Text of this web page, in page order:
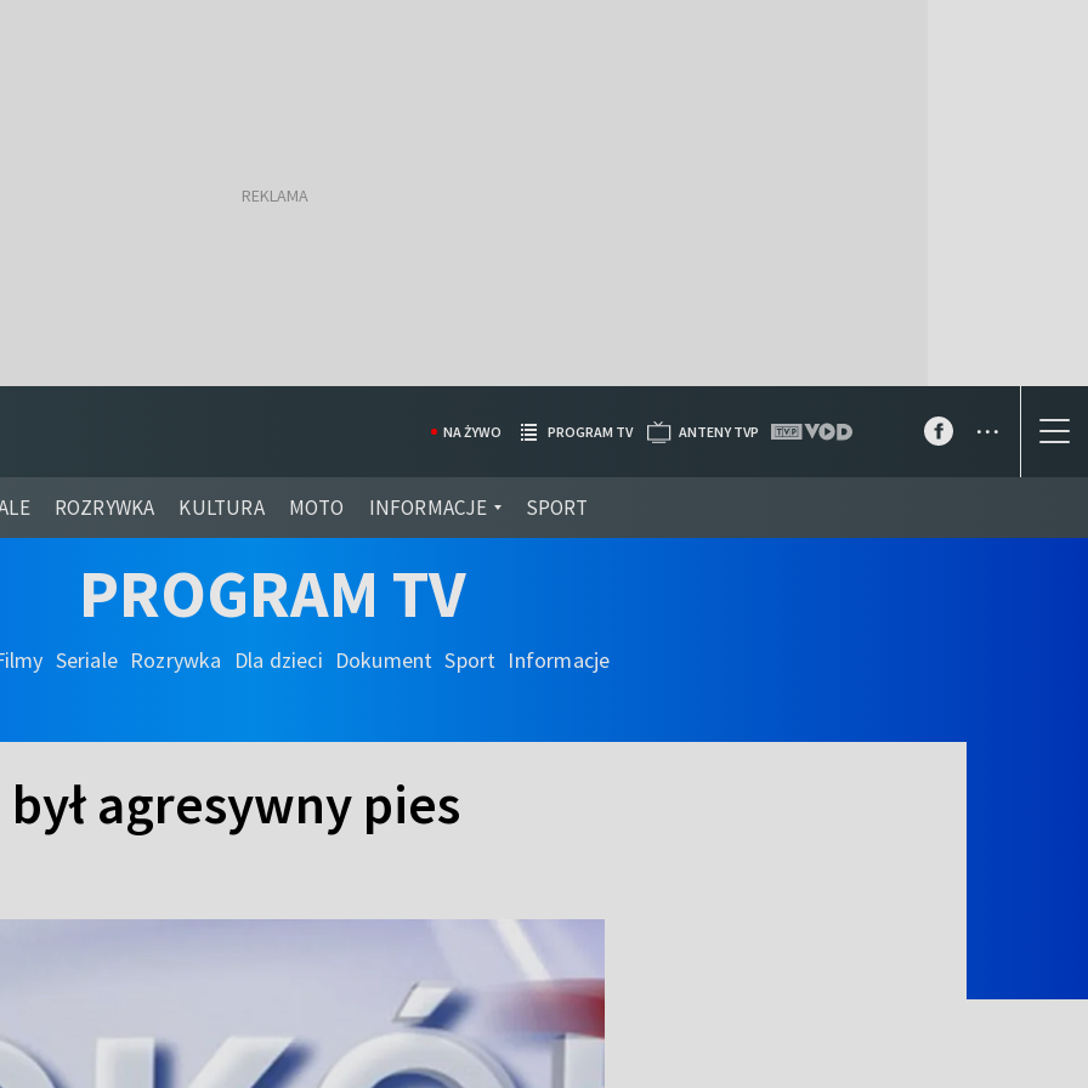
ROZRYWKA KULTURA MOTO INFORMACJE SPORT
NA ŻYWO PROGRAM TV ANTENY TVP ...
PROGRAM TV
Seriale Rozrywka Dla dzieci Dokument Sport Informacje
agresywny pies